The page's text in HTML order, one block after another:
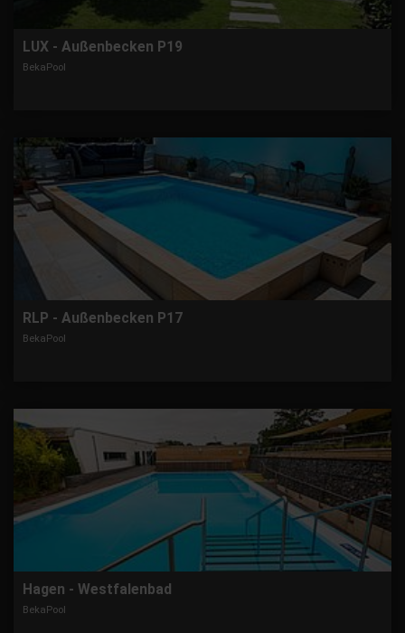
LUX - Außenbecken P19
BekaPool
RLP - Außenbecken P17
BekaPool
Hagen - Westfalenbad
BekaPool